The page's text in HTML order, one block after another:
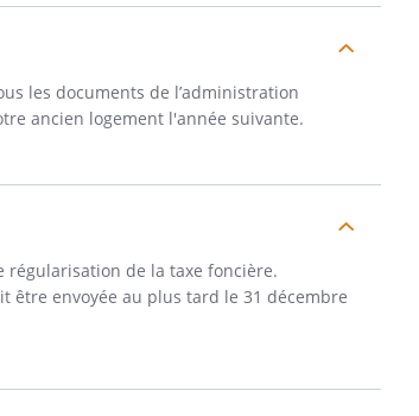
les documents de l’administration
ancien logement l'année suivante.
régularisation de la taxe foncière.
être envoyée au plus tard le 31 décembre